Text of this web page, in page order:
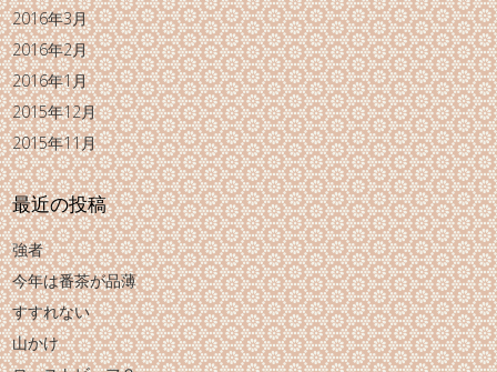
2016年3月
2016年2月
2016年1月
2015年12月
2015年11月
最近の投稿
強者
今年は番茶が品薄
すすれない
山かけ